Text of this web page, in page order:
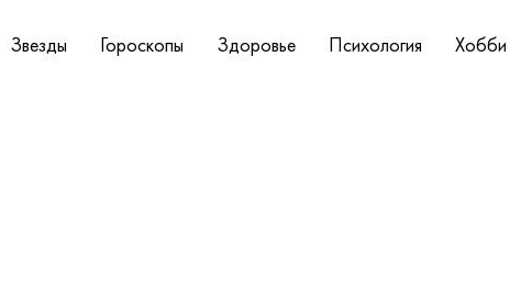
Звезды Гороскопы Здоровье Психология Хобби